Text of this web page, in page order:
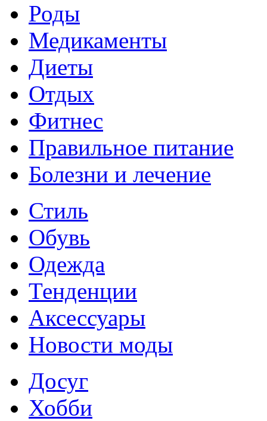
Роды
Медикаменты
Диеты
Отдых
Фитнес
Правильное питание
Болезни и лечение
Стиль
Обувь
Одежда
Тенденции
Аксессуары
Новости моды
Досуг
Хобби